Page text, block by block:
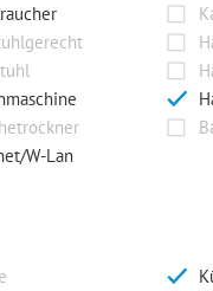
W-Lan